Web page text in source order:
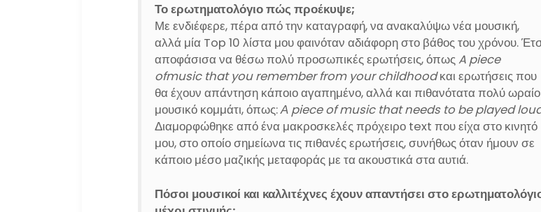
Το ερωτηματολόγιο πώς προέκυψε;
Με ενδιέφερε, πέρα από την καταγραφή, να ανακαλύψω νέα μουσική,
αλλά μία Top 10 λίστα μου φαινόταν αδιάφορη στο βάθος του χρόνου.
αποφάσισα να θέσω πολύ προσωπικές ερωτήσεις, όπωςA piece
ofmusic that you remember from your childhood και ερωτήσεις που
θα έχουν απάντηση κάποιο αγαπημένο, αλλά και πιθανότατα πολύ ωραίο
μουσικό κομμάτι, όπως:Α piece of music that needs to be played
Διαμορφώθηκε από ένα μακροσκελές πρόχειρο text που είχα στο κινητό
μου, στο οποίο σημείωνα τις πιθανές ερωτήσεις, συνήθως όταν ήμουν σε
κάποιο μέσο μαζικής μεταφοράς με τα ακουστικά στα αυτιά.
Πόσοι μουσικοί και καλλιτέχνες έχουν απαντήσει στο